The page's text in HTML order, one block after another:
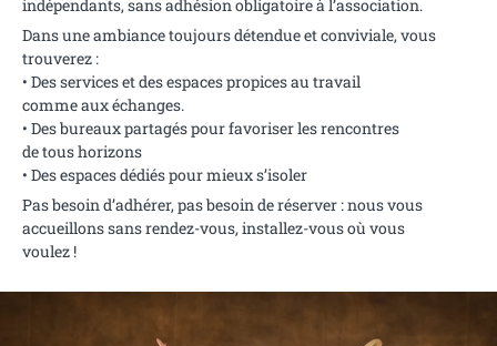
indépendants, sans adhésion obligatoire à l’association.
Dans une ambiance toujours détendue et conviviale, vous
trouverez :
• Des services et des espaces propices au travail
comme aux échanges.
• Des bureaux partagés pour favoriser les rencontres
de tous horizons
• Des espaces dédiés pour mieux s’isoler
Pas besoin d’adhérer, pas besoin de réserver : nous vous
accueillons sans rendez-vous, installez-vous où vous
voulez !